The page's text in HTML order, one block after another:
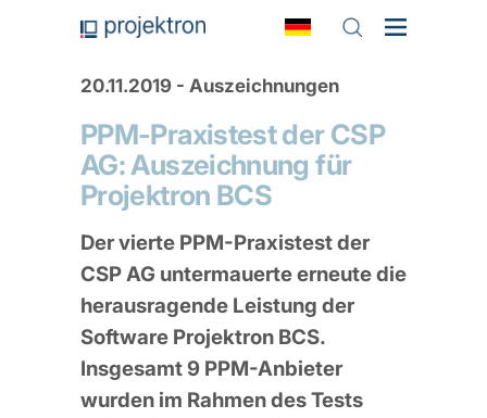
20.11.2019 - Auszeichnungen
PPM-Praxistest der CSP
AG: Auszeichnung für
Projektron BCS
Der vierte PPM-Praxistest der
CSP AG untermauerte erneute die
herausragende Leistung der
Software Projektron BCS.
Insgesamt 9 PPM-Anbieter
wurden im Rahmen des Tests